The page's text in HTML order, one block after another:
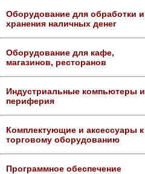
Оборудование для обработки и
хранения наличных денег
Оборудование для кафе,
магазинов, ресторанов
Индустриальные компьютеры и
периферия
Комплектующие и аксессуары к
торговому оборудованию
Программное обеспечение